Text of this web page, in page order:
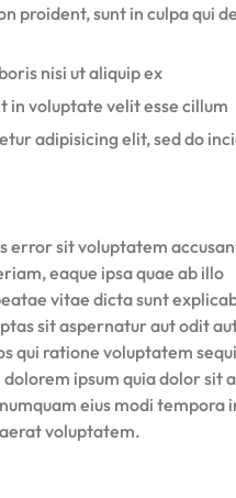
proident, sunt in culpa qui
nisi ut aliquip ex
in voluptate velit esse cillum
adipisicing elit, sed do
error sit voluptatem
eaque ipsa quae ab illo
vitae dicta sunt
sit aspernatur aut odit
qui ratione voluptatem sequi
ipsum quia dolor sit
eius modi tempora
voluptatem.